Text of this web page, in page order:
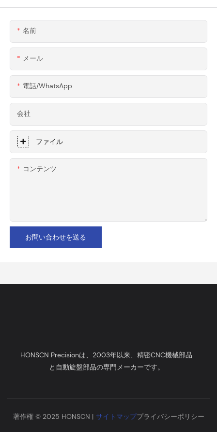
名前
メール
電話/WhatsApp
会社
ファイル
コンテンツ
お問い合わせを送る
HONSCN Precisionは、2003年以来、精密CNC機械部品
と自動旋盤部品の専門メーカーです。
著作権 © 2025 HONSCN | サイトマッププライバシーポリシー